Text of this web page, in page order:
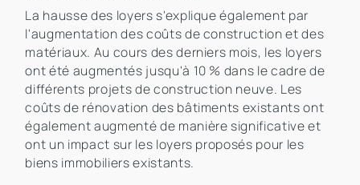
La hausse des loyers s'explique également par
l'augmentation des coûts de construction et des
matériaux. Au cours des derniers mois, les loyers
ont été augmentés jusqu'à 10 % dans le cadre de
différents projets de construction neuve. Les
coûts de rénovation des bâtiments existants ont
également augmenté de manière significative et
ont un impact sur les loyers proposés pour les
biens immobiliers existants.